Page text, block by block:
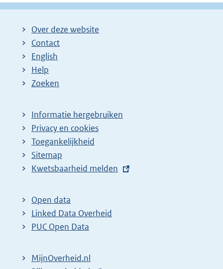
Over deze website
Contact
English
Help
Zoeken
Informatie hergebruiken
Privacy en cookies
Toegankelijkheid
Sitemap
E
t
e
r
l
Kwetsbaarheid melden
Open data
Linked Data Overheid
PUC Open Data
MijnOverheid.nl